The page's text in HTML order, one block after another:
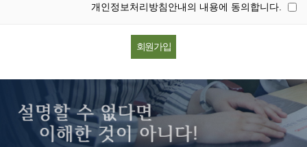
개인정보처리방침안내의 내용에 동의합니다.